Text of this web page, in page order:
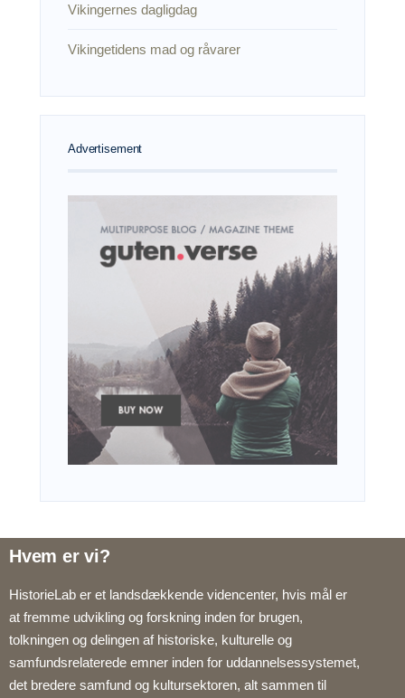
Vikingernes dagligdag
Vikingetidens mad og råvarer
Advertisement
Hvem er vi?
HistorieLab er et landsdækkende videncenter, hvis mål er
at fremme udvikling og forskning inden for brugen,
tolkningen og delingen af historiske, kulturelle og
samfundsrelaterede emner inden for uddannelsessystemet,
det bredere samfund og kultursektoren, alt sammen til